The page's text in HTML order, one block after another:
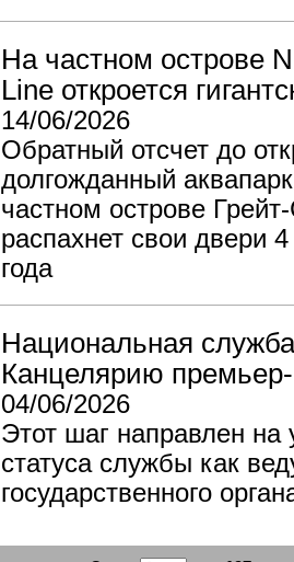
На частном острове
Line откроется
14/06/2026
Обратный отсчет до
долгожданный
частном острове
распахнет свои двери
года
Национальная
Канцелярию
04/06/2026
Этот шаг направлен на
статуса службы как
государственного